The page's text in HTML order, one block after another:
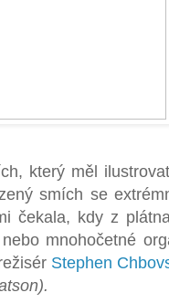
který měl
smích se
čekala, kdy z
mnohočetné
Stephen